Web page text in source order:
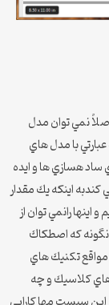
نمي توان مدل
با مدل هاي
ساد هسازي ها و ايده
اينكه يك مقدار
اينها رانمي توان از
كه اصطكاك
تكنيك هاي
هاي كلاسيك و چه